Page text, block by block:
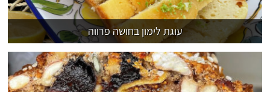
עוגת לימון בחושה פרווה